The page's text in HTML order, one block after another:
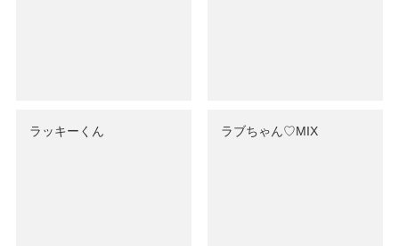
ラッキーくん ラブちゃん♡MIX